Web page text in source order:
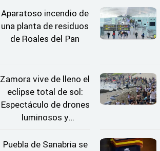
Aparatoso incendio de
una planta de residuos
de Roales del Pan
Zamora vive de lleno el
eclipse total de sol:
Espectáculo de drones
luminosos y
Estrellas
Puebla de Sanabria se